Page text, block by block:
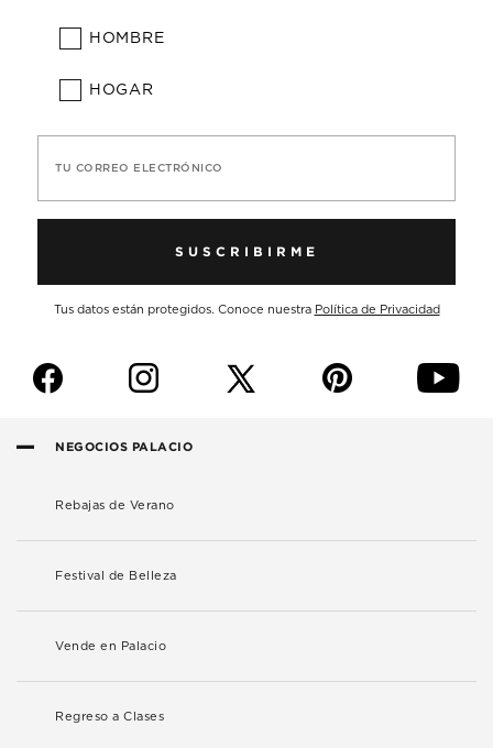
HOMBRE
HOGAR
TU CORREO ELECTRÓNICO
SUSCRIBIRME
Tus datos están protegidos. Conoce nuestra Política de Privacidad
f i p y
NEGOCIOS PALACIO
Rebajas de Verano
Festival de Belleza
Vende en Palacio
Regreso a Clases